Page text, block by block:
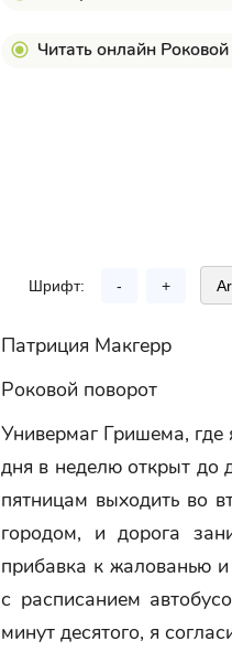
Читать онлайн
Шрифт: - +
Патриция Макгерр
Роковой поворот
Универмаг Гришема,
дня в неделю открыт до
пятницам выходить во
городом, и дорога
прибавка к жалованью
с расписанием
минут десятого, я